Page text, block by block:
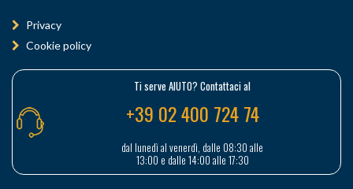
Privacy
Cookie policy
Ti serve AIUTO? Contattaci al
+39 02 400 724 74
dal lunedì al venerdì, dalle 08:30 alle
13:00 e dalle 14:00 alle 17:30